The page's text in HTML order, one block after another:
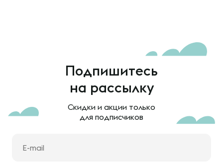
Подпишитесь
на рассылку
Скидки и акции только
для подписчиков